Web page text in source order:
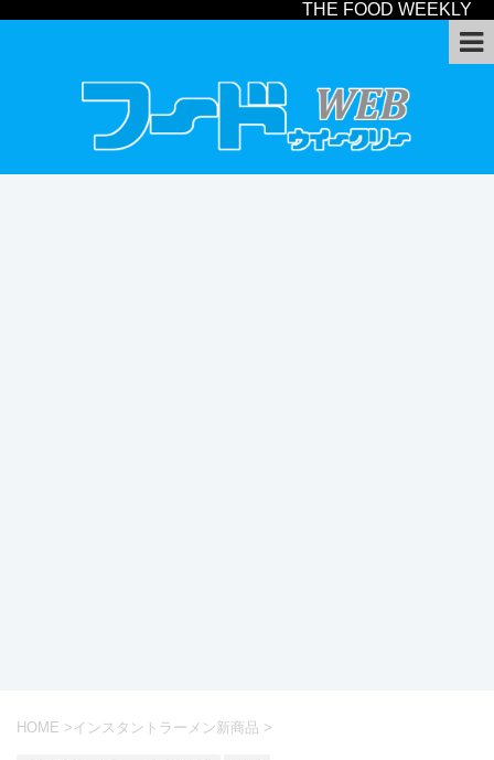
THE FOOD WEEKLY
HOME > インスタントラーメン新商品 >